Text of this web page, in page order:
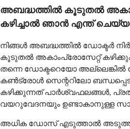
അബദ്ധത്തിൽ കൂടുതൽ
കഴിച്ചാൽ ഞാൻ എന്ത്
നിങ്ങൾ അബദ്ധത്തിൽ ഡോക്ടർ
കൂടുതൽ അകാംപ്രോസേറ്റ്
തന്നെ ഡോക്ടറെയോ
കൺട്രോൾ സെന്ററിലോ
കഴിക്കുന്നത് പാർശ്വഫലങ്ങൾ,
വയറുവേദനയും ഉണ്ടാകാനുള്ള
അധിക ഡോസ് എടുത്താൽ അടുത്ത